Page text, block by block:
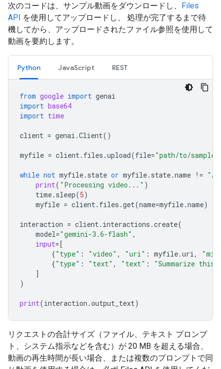
次のコードは、サンプル動画をダウンロードし、 Files
API を使用してアップロードし、 処理が完了するまで待
機してから、アップロードされたファイル参照を使用して
動画を要約します。
Python JavaScript REST
from google import genai
import base64
import time
client = genai .Client()
myfile = client. files .upload(file="path/to/
while not myfile. state or myfile. state.name !=
print( "Processing video..." )
time. sleep(5)
myfile = client. files .get(name=myfile.name)
interaction = client. interactions .create(
model="gemini-3.6-flash" ,
input=[
{"type" : "video" , "uri" : myfile.uri,
{"type" : "text" , "text" :
"Summarize
]
)
print(interaction .output_text)
リクエストの合計サイズ（ファイル、テキスト プロンプ
ト、システム指示などを含む）が 20 MB を超える場合、
動画の再生時間が長い場合、または複数のプロンプトで同